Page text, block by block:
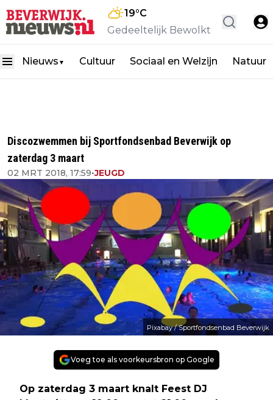
19°C
Gedeeltelijk Bewolkt
Nieuws ▼ Cultuur Sociaal en Welzijn Natuur
Discozwemmen bij Sportfondsenbad Beverwijk op
zaterdag 3 maart
02 MRT 2018, 17:59•JEUGD
Pixabay / Sportfondsenbad Beverwijk
Voeg toe als voorkeursbron op Google
Op zaterdag 3 maart knalt Feest DJ